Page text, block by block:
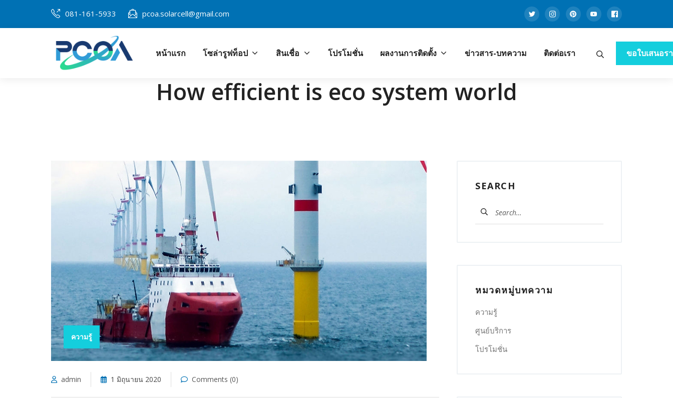
081-161-5933 pcoa.solarcell@gmail.com TwitterInstagramPinterestYoutubeFacebook
โซล่าเซลล์พิษณุโลก PCOA ศูนย์บริการงานโซล่าเซลล์ ครบวงจร
หน้าแรก โซล่ารูฟท็อป สินเชื่อ โปรโมชั่น ผลงานการติดตั้ง ข่าวสาร-บทความ ติดต่อเรา Searchขอใบเสนอร
How efficient is eco system world
ความรู้
admin 1 มิถุนายน 2020 Comments (0)
SEARCH
ค้นหา
สำหรับ:
หมวดหมู่บทความ
ความรู้
ศูนย์บริการ
โปรโมชั่น